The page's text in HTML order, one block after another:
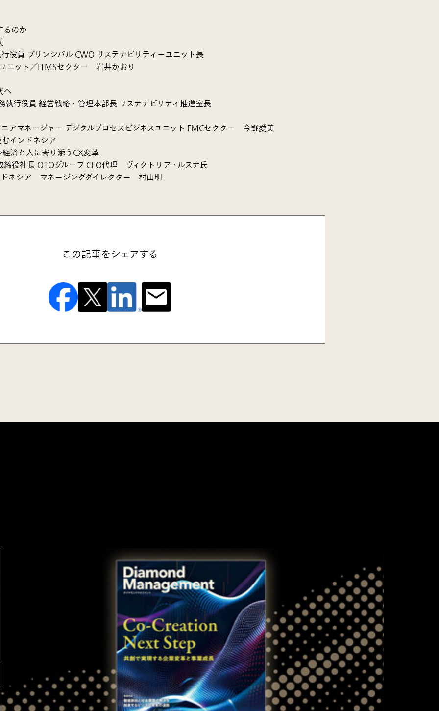
るのか
役員 プリンシパル CWO サステナビリティーユニット長
ニット／ITMSセクター 岩井かおり
へ
行役員 経営戦略・管理本部長 サステナビリティ推進室長
アマネージャー デジタルプロセスビジネスユニット FMCセクター 今野愛美
インドネシア
済と人に寄り添うCX変革
役社長 OTOグループ CEO代理 ヴィクトリア・ルスナ氏
ドネシア マネージングダイレクター 村山明
この記事をシェアする